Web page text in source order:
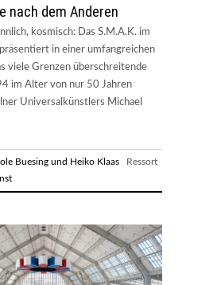
nach dem Anderen
kosmisch: Das S.M.A.K. im
in einer umfangreichen
viele Grenzen überschreitende
im Alter von nur 50 Jahren
Universalkünstlers Michael
Buesing und Heiko Klaas Ressort